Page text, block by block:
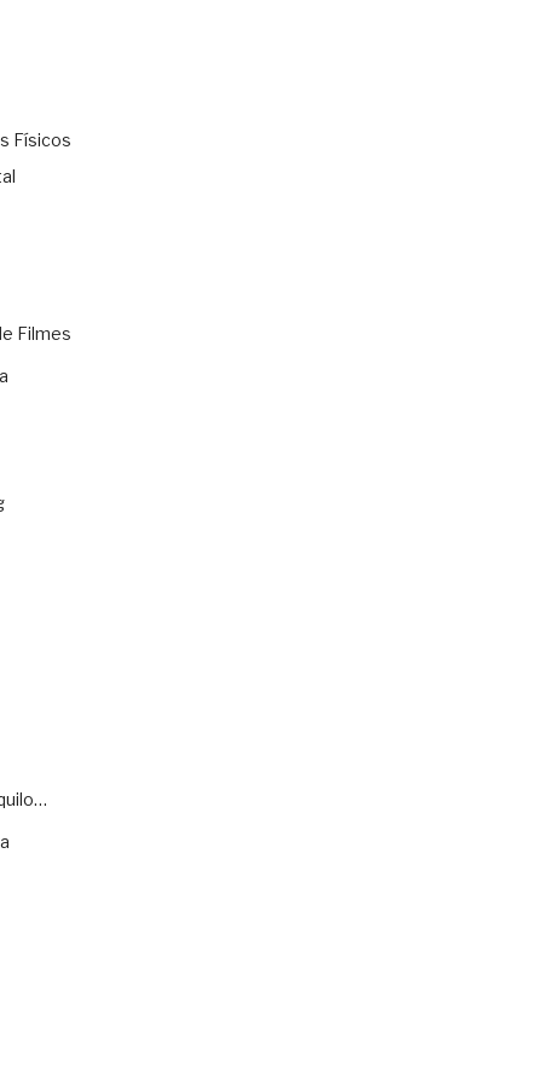
Físicos
Filmes